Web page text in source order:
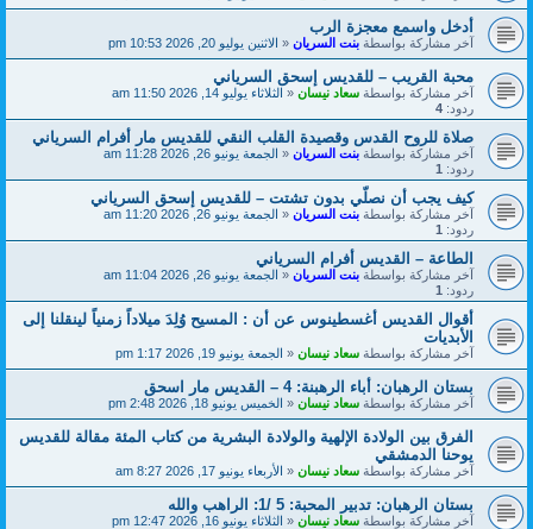
أدخل واسمع معجزة الرب
آخر مشاركة بواسطةبنت السريان«الاثنين يوليو 20, 2026 10:53 pm
محبة القريب – للقديس إسحق السرياني
آخر مشاركة بواسطةسعاد نيسان«الثلاثاء يوليو 14, 2026 11:50 am
ردود: 4
صلاة للروح القدس وقصيدة القلب النقي للقديس مار أفرام السرياني
آخر مشاركة بواسطةبنت السريان«الجمعة يونيو 26, 2026 11:28 am
ردود: 1
كيف يجب أن نصلّي بدون تشتت – للقديس إسحق السرياني
آخر مشاركة بواسطةبنت السريان«الجمعة يونيو 26, 2026 11:20 am
ردود: 1
الطاعة – القديس أفرام السرياني
آخر مشاركة بواسطةبنت السريان«الجمعة يونيو 26, 2026 11:04 am
ردود: 1
أقوال القديس أغسطينوس عن أن : المسيح وُلِدَ ميلاداً زمنياً لينقلنا إلى
الأبديات
آخر مشاركة بواسطةسعاد نيسان«الجمعة يونيو 19, 2026 1:17 pm
بستان الرهبان: أباء الرهبنة: 4 – القديس مار اسحق
آخر مشاركة بواسطةسعاد نيسان«الخميس يونيو 18, 2026 2:48 pm
الفرق بين الولادة الإلهية والولادة البشرية من كتاب المئة مقالة للقديس
يوحنا الدمشقي
آخر مشاركة بواسطةسعاد نيسان«الأربعاء يونيو 17, 2026 8:27 am
بستان الرهبان: تدبير المحبة: 5 /1: الراهب والله
آخر مشاركة بواسطةسعاد نيسان«الثلاثاء يونيو 16, 2026 12:47 pm